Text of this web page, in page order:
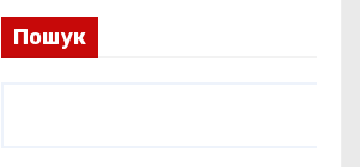
Пошук